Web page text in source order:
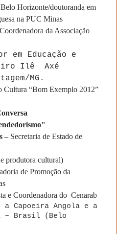
Horizonte/doutoranda em
na PUC Minas
da Associação
em Educação e
Ilê Axé
MG.
Cultura “Bom Exemplo 2012”
– Secretaria de Estado de
produtora cultural)
de Promoção da
e Coordenadora do Cenarab
a Capoeira Angola e a
– Brasil (Belo